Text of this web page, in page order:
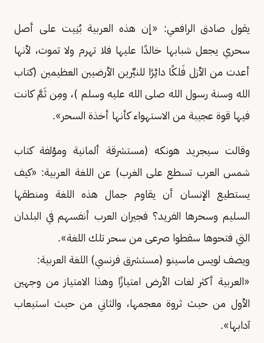
يقول صادق الرافعي: «إن هذه العربية بُنِيت على أصل
سحري يجعل شبابها خالدًا عليها فلا تهرم ولا تموت، لأنها
أعدت من الأزل فَلكًا دائِرًا للنيِّرين الأرضيين العظيمين (كتاب
الله وسنة رسول الله صلى الله عليه وسلم )، ومِن ثَمَّ كانت
فيها قوة عجيبة من الاستهواء كأنها أخذة السحر».
وقالت سيجريد هونكه (مستشرقة ألمانية ومؤلفة كتاب
شمس العرب تسطع على الغرب) عن اللغة العربية: «كيف
يستطيع الإنسان أن يقاوم جمال هذه اللغة ومنطقها
السليم وسحرها الفريد؟ فجيران العرب أنفسهم في البلدان
التي فتحوها سقطوا صرعى من سحر تلك اللغة».
ويصف لويس ماسينو (مستشرق فرنسي) اللغة العربية:
«العربية أكثر لغات الأرض امتيازًا وهذا الامتياز من وجهين
الأول من حيث ثروة معجمها، والثاني من حيث استيعاب
آدابها».